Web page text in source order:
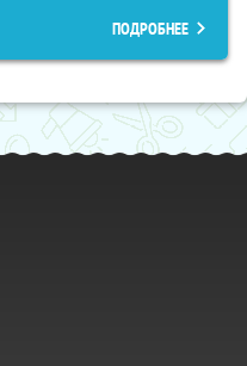
ПОДРОБНЕЕ